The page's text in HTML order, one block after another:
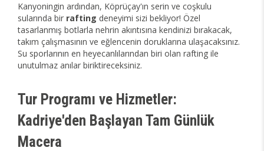
Kanyoningin ardından, Köprüçay'ın serin ve coşkulu
sularında bir rafting deneyimi sizi bekliyor! Özel
tasarlanmış botlarla nehrin akıntısına kendinizi bırakacak,
takım çalışmasının ve eğlencenin doruklarına ulaşacaksınız.
Su sporlarının en heyecanlılarından biri olan rafting ile
unutulmaz anılar biriktireceksiniz.
Tur Programı ve Hizmetler:
Kadriye'den Başlayan Tam Günlük
Macera